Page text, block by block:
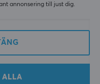
kr (749 kr)
annonsering till just dig.
ALLA